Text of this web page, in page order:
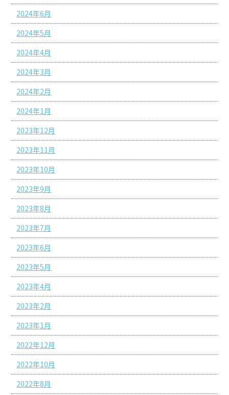
2024年6月
2024年5月
2024年4月
2024年3月
2024年2月
2024年1月
2023年12月
2023年11月
2023年10月
2023年9月
2023年8月
2023年7月
2023年6月
2023年5月
2023年4月
2023年2月
2023年1月
2022年12月
2022年10月
2022年8月